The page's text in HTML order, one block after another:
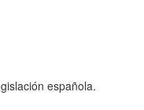
española.